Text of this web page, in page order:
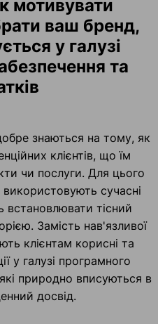
мотивувати
ваш бренд,
у галузі
та
знаються на тому, як
клієнтів, що їм
чи послуги. Для цього
сучасні
встановлювати тісний
Замість нав'язливої
клієнтам корисні та
у галузі програмного
природно вписуються в
досвід.